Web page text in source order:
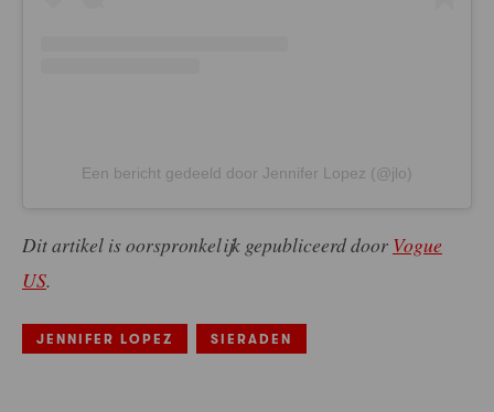
Een bericht gedeeld door Jennifer Lopez (@jlo)
Dit artikel is oorspronkelijk gepubliceerd door Vogue
US.
JENNIFER LOPEZ SIERADEN